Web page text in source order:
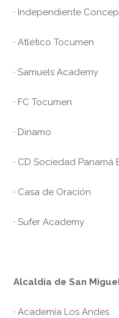
· Independiente
· Atlético Tocumen
· Samuels Academy
· FC Tocumen
· Dinamo
· CD Sociedad Panamá
· Casa de Oración
· Sufer Academy
Alcaldía de San
· Academía Los Andes